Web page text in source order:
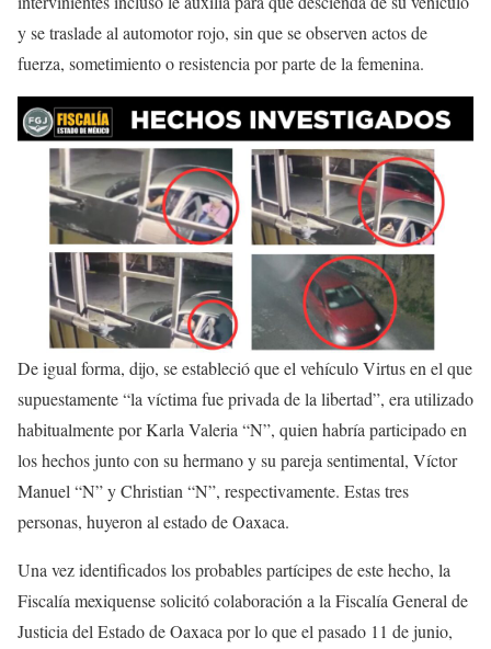
y se traslade al automotor rojo, sin que se observen actos de
fuerza, sometimiento o resistencia por parte de la femenina.
De igual forma, dijo, se estableció que el vehículo Virtus en el que
supuestamente “la víctima fue privada de la libertad”, era utilizado
habitualmente por Karla Valeria “N”, quien habría participado en
los hechos junto con su hermano y su pareja sentimental, Víctor
Manuel “N” y Christian “N”, respectivamente. Estas tres
personas, huyeron al estado de Oaxaca.
Una vez identificados los probables partícipes de este hecho, la
Fiscalía mexiquense solicitó colaboración a la Fiscalía General de
Justicia del Estado de Oaxaca por lo que el pasado 11 de junio,